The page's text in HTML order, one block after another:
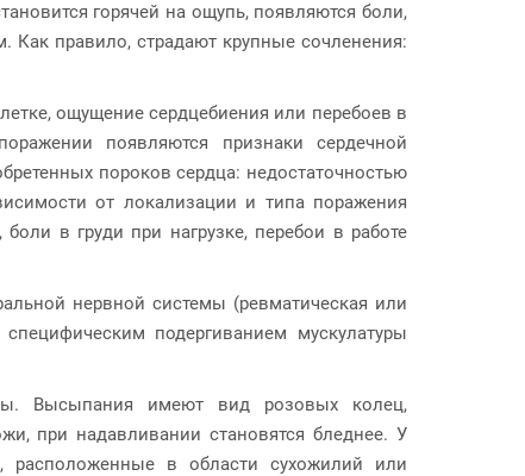
горячей на ощупь, появляются боли,
Как правило, страдают крупные сочленения:
ощущение сердцебиения или перебоев в
появляются признаки сердечной
пороков сердца: недостаточностью
от локализации и типа поражения
в груди при нагрузке, перебои в работе
нервной системы (ревматическая или
подергиванием мускулатуры
Высыпания имеют вид розовых колец,
при надавливании становятся бледнее. У
расположенные в области сухожилий или